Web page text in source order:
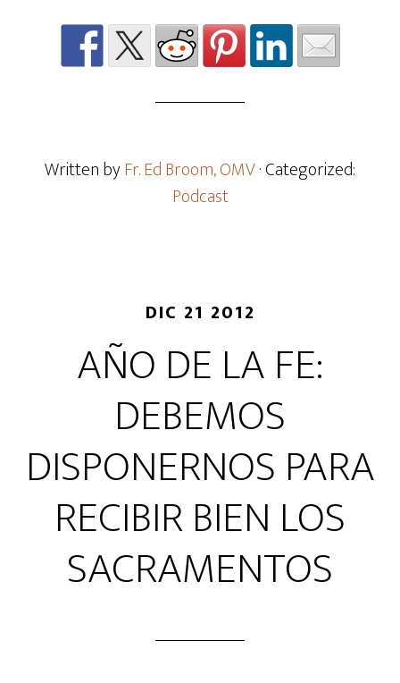
Written byFr. Ed Broom, OMV· Categorized:
Podcast
DIC 21 2012
AÑO DE LA FE:
DEBEMOS
DISPONERNOS PARA
RECIBIR BIEN LOS
SACRAMENTOS